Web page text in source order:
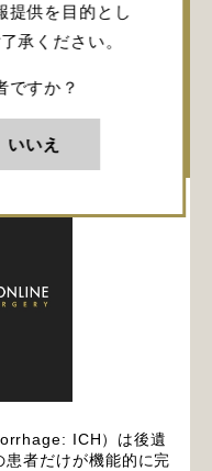
提供を目的とし
承ください。
ですか？
いいえ
において
テクニッ
ICH）は後遺
者だけが機能的に完